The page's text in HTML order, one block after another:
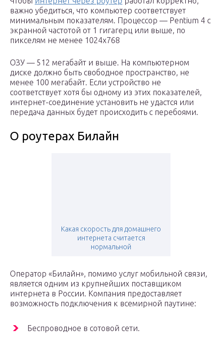
важно убедиться, что компьютер соответствует
минимальным показателям. Процессор — Pentium 4 с
экранной частотой от 1 гигагерц или выше, по
пикселям не менее 1024х768
ОЗУ — 512 мегабайт и выше. На компьютерном
диске должно быть свободное пространство, не
менее 100 мегабайт. Если устройство не
соответствует хотя бы одному из этих показателей,
интернет-соединение установить не удастся или
передача данных будет происходить с перебоями.
О роутерах Билайн
Какая скорость для домашнего
интернета считается
нормальной
Оператор «Билайн», помимо услуг мобильной связи,
является одним из крупнейших поставщиком
интернета в России. Компания предоставляет
возможность подключения к всемирной паутине:
Беспроводное в сотовой сети.